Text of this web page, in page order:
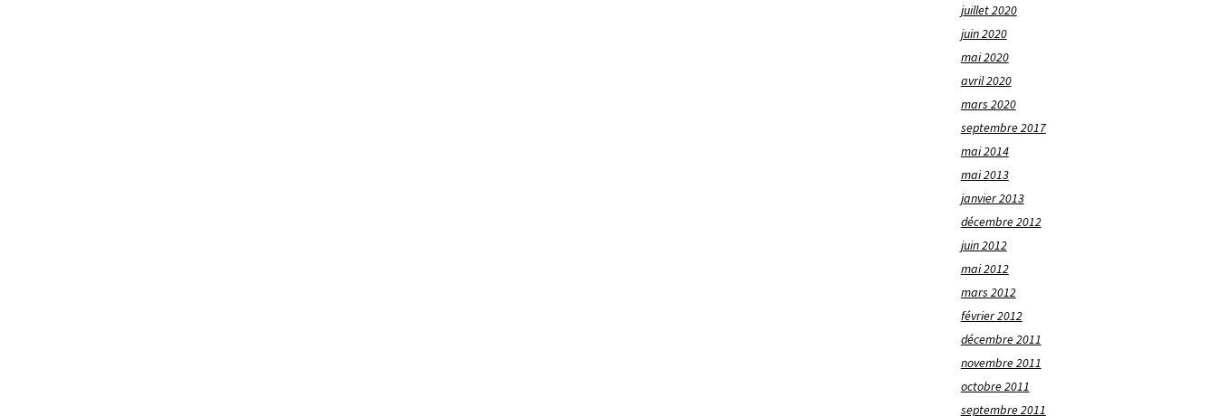
juillet 2020
juin 2020
mai 2020
avril 2020
mars 2020
septembre 2017
mai 2014
mai 2013
janvier 2013
décembre 2012
juin 2012
mai 2012
mars 2012
février 2012
décembre 2011
novembre 2011
octobre 2011
septembre 2011